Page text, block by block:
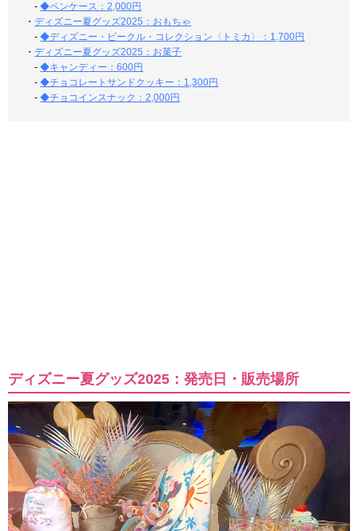
-◆ペンケース：2,000円
・ディズニー夏グッズ2025：おもちゃ
-◆ディズニー・ビークル・コレクション〈トミカ〉：1,700円
・ディズニー夏グッズ2025：お菓子
-◆キャンディー：600円
-◆チョコレートサンドクッキー：1,300円
-◆チョコインスナック：2,000円
ディズニー夏グッズ2025：発売日・販売場所